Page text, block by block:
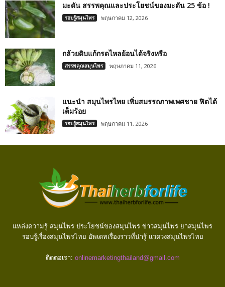
มะดัน สรรพคุณและประโยชน์ของมะดัน 25 ข้อ !
รอบรู้สมุนไพร พฤษภาคม 12, 2026
กล้วยดิบแก้กรดไหลย้อนได้จริงหรือ
สรรพคุณสมุนไพร พฤษภาคม 11, 2026
แนะนำ สมุนไพรไทย เพิ่มสมรรถภาพเพศชาย ฟิตได้
เต็มร้อย
รอบรู้สมุนไพร พฤษภาคม 11, 2026
แหล่งความรู้ สมุนไพร ประโยชน์ของสมุนไพร ข่าวสมุนไพร ยาสมุนไพร
รอบรู้เรื่องสมุนไพรไทย อัพเดทเรื่องราวที่น่ารู้ แวดวงสมุนไพรไทย
ติดต่อเรา: onlinemarketingthailand@gmail.com